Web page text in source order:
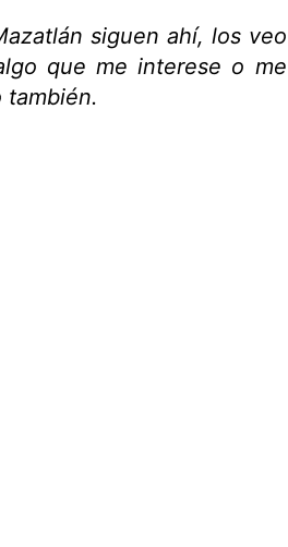
siguen ahí, los veo
que me interese o me
también.